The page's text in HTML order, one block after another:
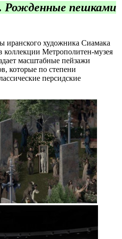
Рожденные пешками
иранского художника Сиамака
коллекции Метрополитен-музея
масштабные пейзажи
которые по степени
персидские